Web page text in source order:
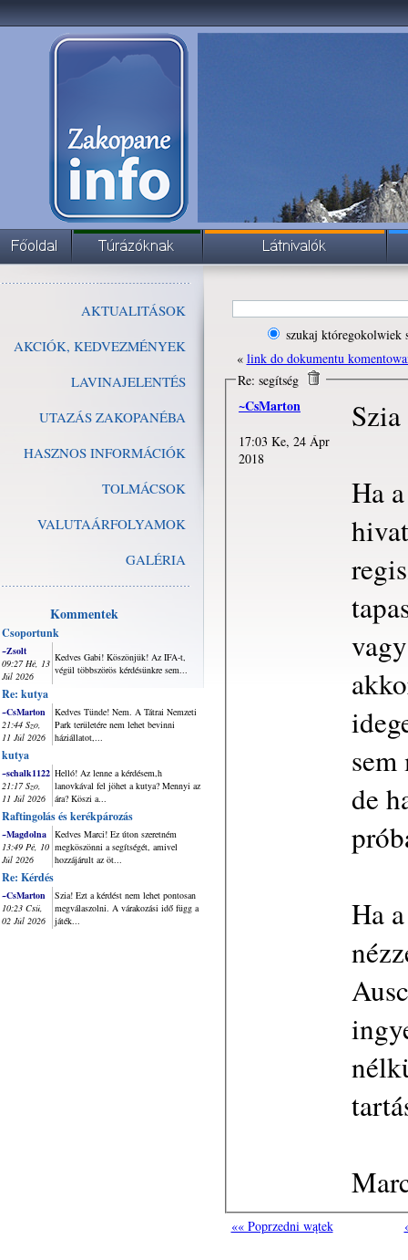
AKTUALITÁSOK
AKCIÓK, KEDVEZMÉNYEK
LAVINAJELENTÉS
UTAZÁS ZAKOPANÉBA
HASZNOS INFORMÁCIÓK
TOLMÁCSOK
VALUTAÁRFOLYAMOK
GALÉRIA
Kommentek
Csoportunk
~Zsolt
09:27 Hé, 13
Júl 2026
Kedves Gabi! Köszönjük! Az IFA-t,
végül többszörös kérdésünkre sem...
Re: kutya
~CsMarton
21:44 Szo,
11 Júl 2026
Kedves Tünde! Nem. A Tátrai Nemzeti
Park területére nem lehet bevinni
háziállatot,...
kutya
~schalk1122
21:17 Szo,
11 Júl 2026
Helló! Az lenne a kérdésem,h
lanovkával fel jöhet a kutya? Mennyi az
ára? Köszi a...
Raftingolás és kerékpározás
~Magdolna
13:49 Pé, 10
Júl 2026
Kedves Marci! Ez úton szeretném
megköszönni a segítségét, amivel
hozzájárult az öt...
Re: Kérdés
~CsMarton
10:23 Csü,
02 Júl 2026
Szia! Ezt a kérdést nem lehet pontosan
megválaszolni. A várakozási idő függ a
játék...
szukaj któregokolwiek
« link do dokumentu
Re: segítség
~CsMarton
17:03 Ke, 24 Ápr
2018
Szia
Ha
de
Ha
«« Poprzedni wątek